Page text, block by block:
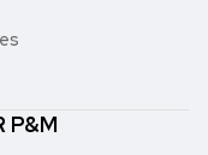
P&M